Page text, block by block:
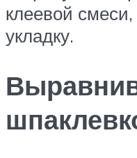
клеевой
укладку.